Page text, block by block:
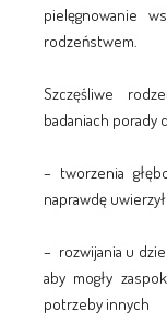
pielęgnowanie
rodzeństwem.
Szczęśliwe
badaniach porady
– tworzenia
naprawdę
– rozwijania u
aby mogły
potrzeby innych